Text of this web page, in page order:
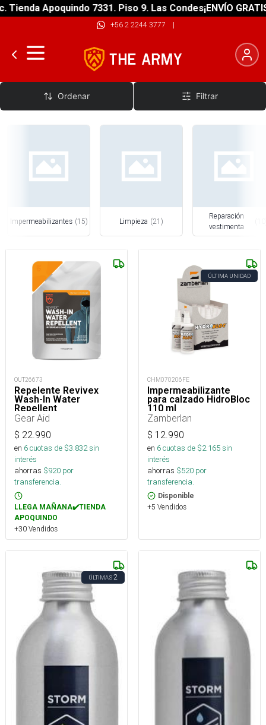
Apoquindo 7331. Piso 9. Las Condes¡ENVÍO GRATIS!
+56 2 2244 3777 |
Mantención Vestimenta
Ordenar Filtrar
Impermeabilizantes (15) Limpieza (21 )
Reparación
vestimenta
OUT26673
Repelente Revivex
Wash-In Water
Repellent
Gear Aid
$ 22.990
en 6cuotas de $3.832sin
interés
ahorras $920 por
transferencia.
LLEGA MAÑANA✔️TIENDA
APOQUINDO
+30 Vendidos
ÚLTIMA UNIDAD
CHM070206FE
Impermeabilizante
para calzado HidroBloc
110 ml
Zamberlan
$ 12.990
en 6cuotas de $2.165sin
interés
ahorras $520 por
transferencia.
Disponible
+5 Vendidos
ÚLTIMAS2